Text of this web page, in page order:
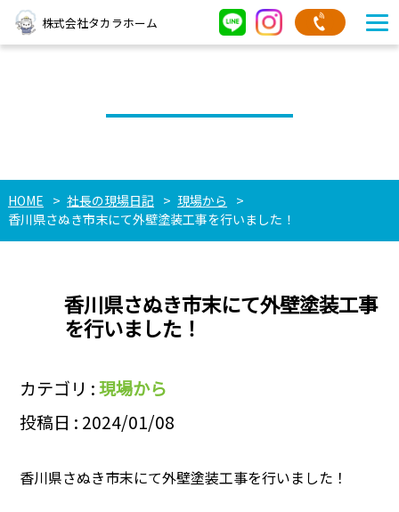
株式会社タカラホーム
HOME 社長の現場日記
現場から
香川県さぬき市末にて外壁塗装工事を行いました！
香川県さぬき市末にて外壁塗装工事
を行いました！
カテゴリ :現場から
投稿日 : 2024/01/08
香川県さぬき市末にて外壁塗装工事を行いました！